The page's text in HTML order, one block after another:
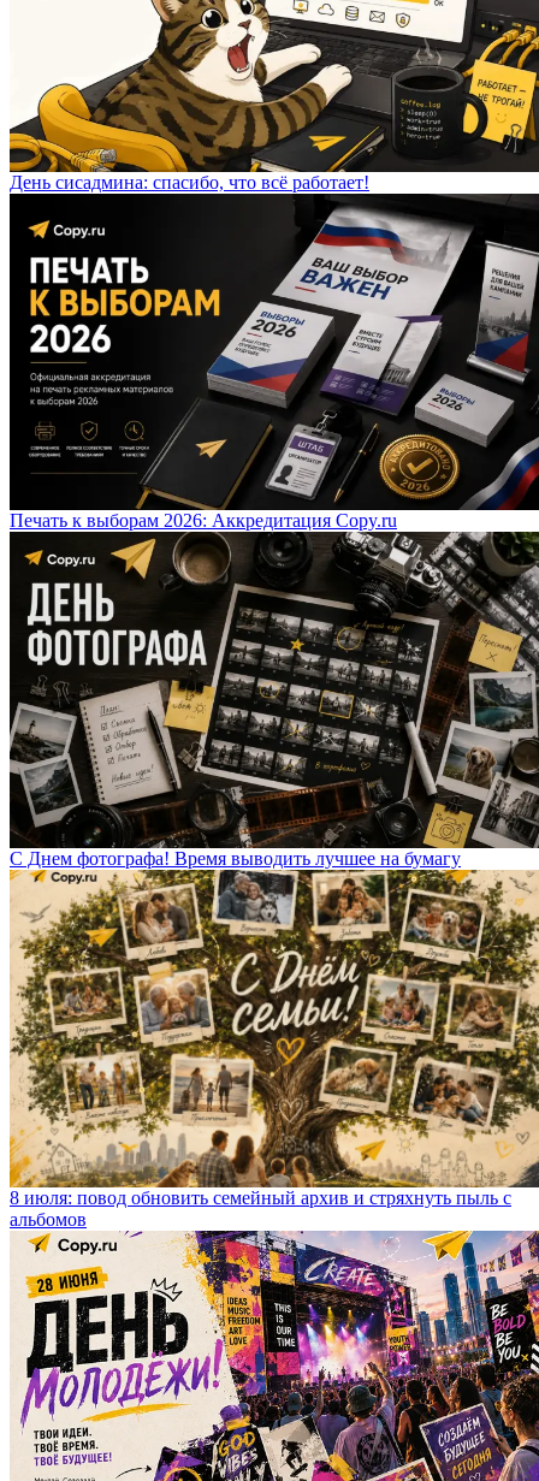
День сисадмина: спасибо, что всё работает!
Печать к выборам 2026: Аккредитация Copy.ru
С Днем фотографа! Время выводить лучшее на бумагу
8 июля: повод обновить семейный архив и стряхнуть пыль с
альбомов